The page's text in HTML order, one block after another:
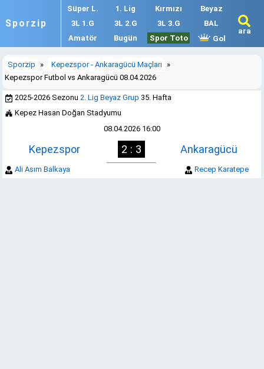
Sporzip
Süper L. 1. Lig Kırmızı
Beyaz
3L 1.G
3L 2.G 3L 3.G
BAL
Amatör
Bugün Spor Toto Gol
ara
Sporzip » Kepezspor - Ankaragücü Maçları
»
Kepezspor Futbol vs Ankaragücü 08.04.2026
2025-2026 Sezonu2. Lig Beyaz Grup 35. Hafta
Kepez Hasan Doğan Stadyumu
08.04.2026 16:00
Kepezspor 2 : 3 Ankaragücü
Ali Asım Balkaya Recep Karatepe